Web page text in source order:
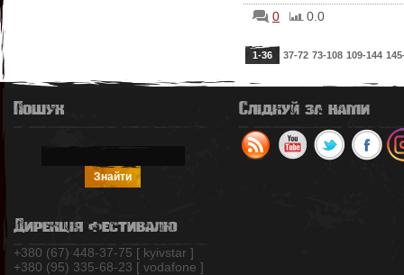
0
0.0
1-36 37-72 73-108 109-144
Пошук
Дирекція фестивалю
+380 (67) 448-37-75 [ kyivstar ]
+380 (95) 335-68-23 [ vodafone ]
Слідкуй за нами